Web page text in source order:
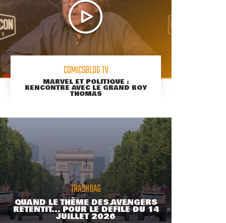
COMICSBLOG TV
MARVEL ET POLITIQUE :
RENCONTRE AVEC LE GRAND ROY
THOMAS
TRASHBAG
QUAND LE THÈME DES AVENGERS
RETENTIT... POUR LE DÉFILÉ DU 14
JUILLET 2026